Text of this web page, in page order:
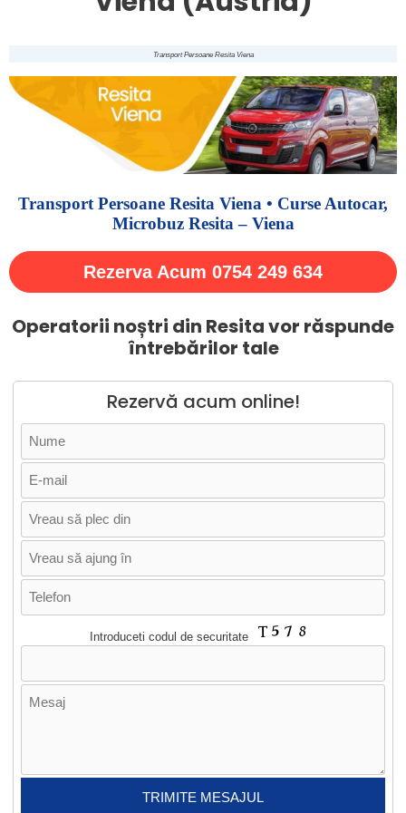
Transport Persoane Resita Viena
Transport Persoane Resita Viena • Curse Autocar,
Microbuz Resita – Viena
Rezerva Acum 0754 249 634
Operatorii noștri din Resita vor răspunde
întrebărilor tale
Rezervă acum online!
Introduceti codul de securitate